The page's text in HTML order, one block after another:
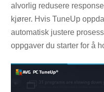
alvorlig redusere
kjører. Hvis TuneUp
automatisk justere
oppgaver du starter for å